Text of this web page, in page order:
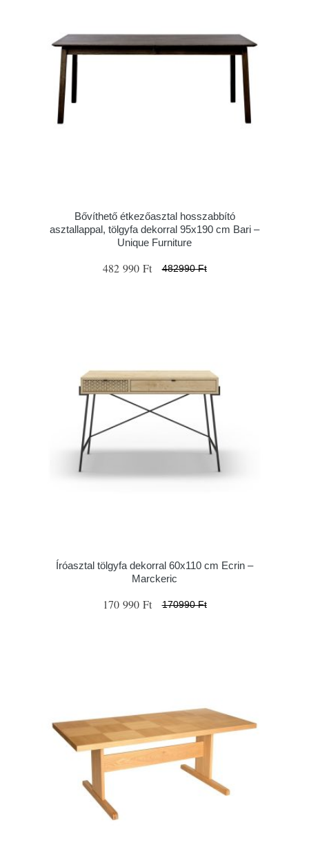
Bővíthető étkezőasztal hosszabbító
asztallappal, tölgyfa dekorral 95x190 cm Bari –
Unique Furniture
482 990 Ft 482990 Ft
Íróasztal tölgyfa dekorral 60x110 cm Ecrin –
Marckeric
170 990 Ft 170990 Ft